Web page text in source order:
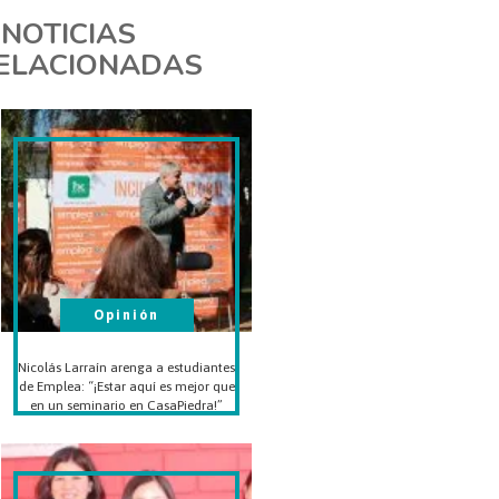
NOTICIAS
Nicolás Larraín arenga a estudiantes
de Emplea: “¡Estar aquí es mejor que
en un seminario en CasaPiedra!”
Opinión